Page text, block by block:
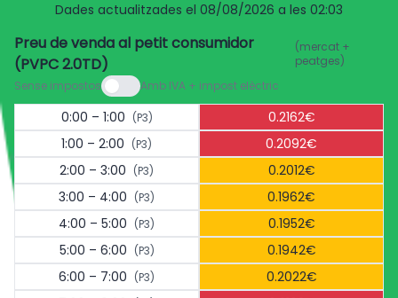
Dades actualitzades el 08/08/2026 a les 02:03
Preu de venda al petit consumidor
(PVPC 2.0TD)
(mercat +
peatges)
Sense impostos
Amb IVA + impost elèctric
0:00 – 1:00 (P3)
0.2162€
1:00 – 2:00 (P3)
0.2092€
2:00 – 3:00 (P3)
0.2012€
3:00 – 4:00 (P3)
0.1962€
4:00 – 5:00 (P3)
0.1952€
5:00 – 6:00 (P3)
0.1942€
6:00 – 7:00 (P3)
0.2022€